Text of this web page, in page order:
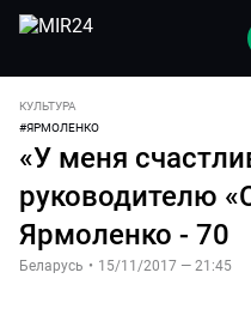
КУЛЬТУРА
#ЯРМОЛЕНКО
«У меня
руководителю
Ярмоленко - 70
Беларусь • 15/11/2017 — 21:45